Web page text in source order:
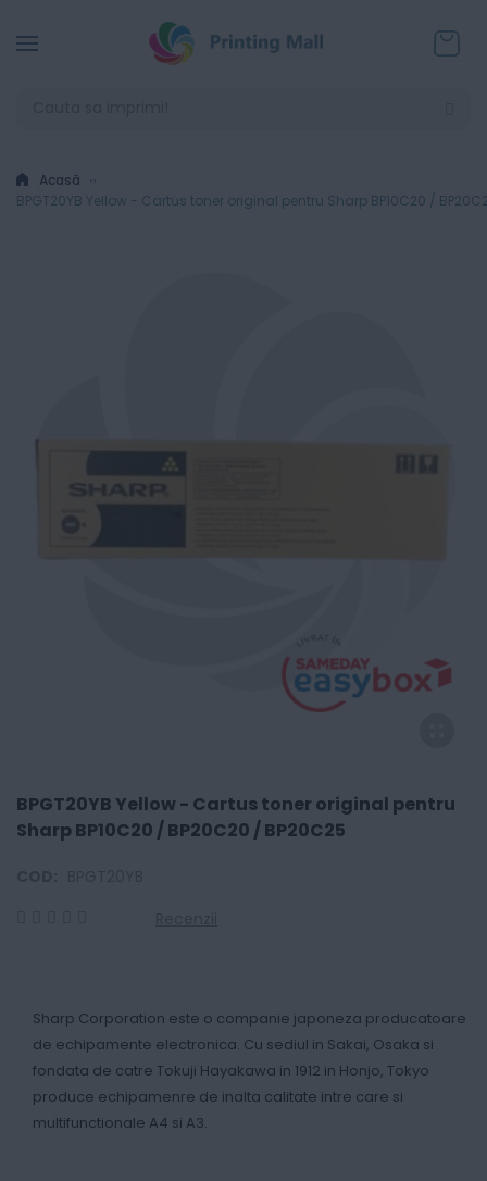
Acasă
BPGT20YB Yellow - Cartus toner original pentru Sharp BP10C20 /
BPGT20YB Yellow - Cartus toner original pentru
Sharp BP10C20 / BP20C20 / BP20C25
Sharp Corporation este o companie japoneza producatoare
de echipamente electronica. Cu sediul in Sakai, Osaka si
fondata de catre Tokuji Hayakawa in 1912 in Honjo, Tokyo
produce echipamenre de inalta calitate intre care si
multifunctionale A4 si A3.